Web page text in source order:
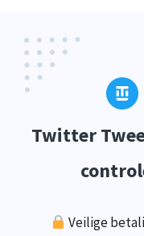
Twitter
Veilige